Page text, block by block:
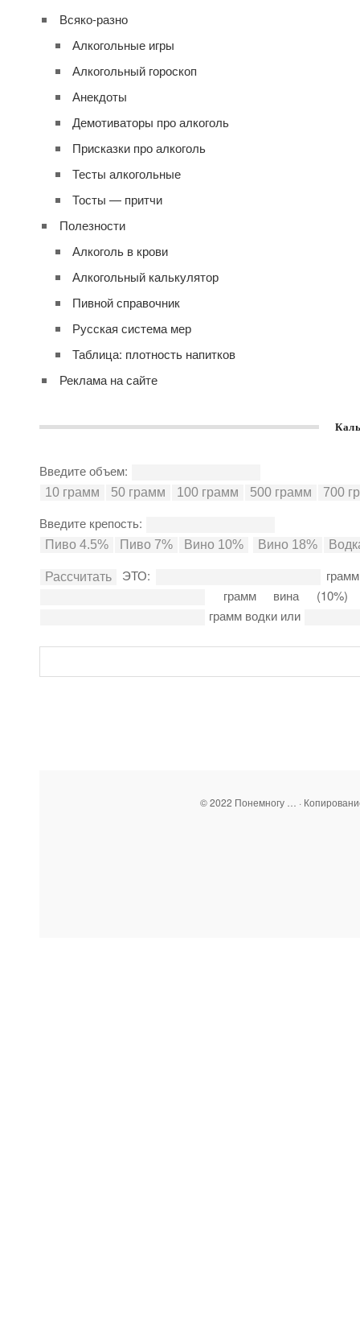
Всяко-разно
Алкогольные игры
Алкогольный гороскоп
Анекдоты
Демотиваторы про алкоголь
Присказки про алкоголь
Тесты алкогольные
Тосты — притчи
Полезности
Алкоголь в крови
Алкогольный калькулятор
Пивной справочник
Русская система мер
Таблица: плотность напитков
Реклама на сайте
Введите объем:
Введите крепость:
ЭТО:
грамм вина
грамм водки или
© 2022 Понемногу … ·